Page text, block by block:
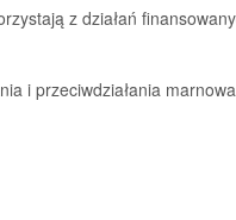
z działań
i przeciwdziałania